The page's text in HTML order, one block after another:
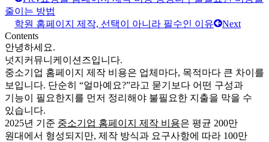
줄이는 방법
학원 홈페이지 제작, 선택이 아니라 필수인 이유
Next
Contents
안녕하세요.
넛지커뮤니케이션즈입니다.
중소기업 홈페이지 제작 비용은 업체마다, 목적마다 큰 차이를
보입니다. 단순히 “얼마예요?”라고 묻기보다 어떤 구성과
기능이 필요한지를 먼저 정리해야 불필요한 지출을 막을 수
있습니다.
2025년 기준 중소기업 홈페이지 제작 비용은 평균 200만
원대에서 형성되지만, 제작 방식과 요구사항에 따라 100만